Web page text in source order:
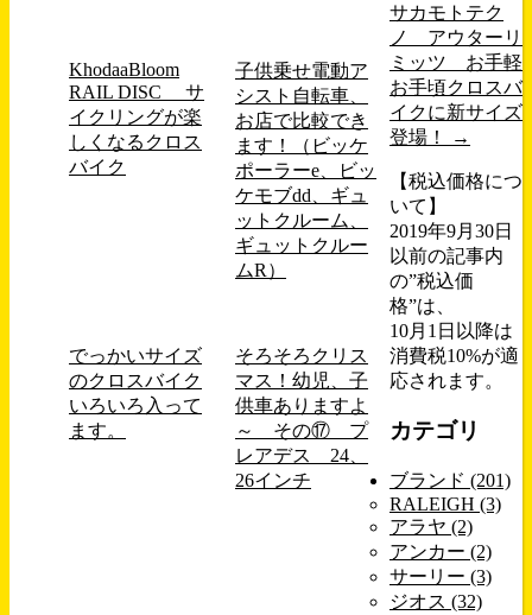
KhodaaBloom
RAIL DISC サ
イクリングが楽
しくなるクロス
バイク
子供乗せ電動ア
シスト自転車、
お店で比較でき
ます！（ビッケ
ポーラーe、ビッ
ケモブdd、ギュ
ットクルーム、
ギュットクルー
ムR）
でっかいサイズ
のクロスバイク
いろいろ入って
ます。
そろそろクリス
マス！幼児、子
供車ありますよ
～ その⑰ プ
レアデス 24、
26インチ
サカモトテク
ノ アウターリ
ミッツ お手軽
お手頃クロスバ
イクに新サイズ
登場！
→
【税込価格につ
いて】
2019年9月30日
以前の記事内
の”税込価
格”は、
10月1日以降は
消費税10%が適
応されます。
カテゴリ
ブランド (201)
RALEIGH (3)
アラヤ (2)
アンカー (2)
サーリー (3)
ジオス (32)